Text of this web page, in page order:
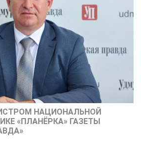
НАЦИОНАЛЬНОЙ
«ПЛАНЁРКА» ГАЗЕТЫ